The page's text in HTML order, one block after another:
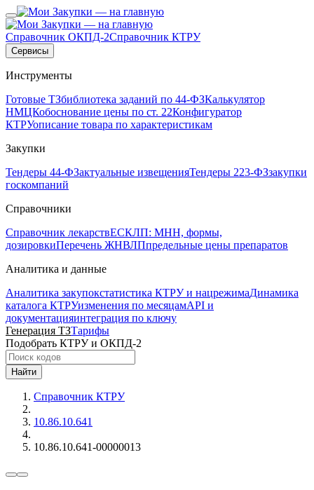
Справочник ОКПД-2Справочник КТРУ
Сервисы
Инструменты
Готовые ТЗбиблиотека заданий по 44-ФЗКалькулятор
НМЦКобоснование цены по ст. 22Конфигуратор
КТРУописание товара по характеристикам
Закупки
Тендеры 44-ФЗактуальные извещенияТендеры 223-ФЗзакупки
госкомпаний
Справочники
Справочник лекарствЕСКЛП: МНН, формы,
дозировкиПеречень ЖНВЛПпредельные цены препаратов
Аналитика и данные
Аналитика закупокстатистика КТРУ и нацрежимаДинамика
каталога КТРУизменения по месяцамAPI и
документацияинтеграция по ключу
Генерация ТЗТарифы
Подобрать КТРУ и ОКПД-2
Найти
Справочник КТРУ
10.86.10.641
10.86.10.641-00000013